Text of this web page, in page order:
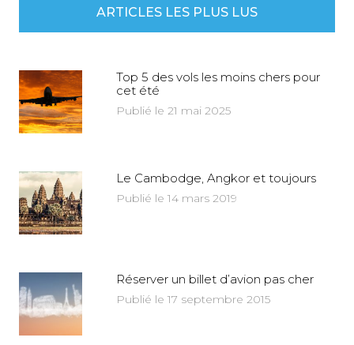
ARTICLES LES PLUS LUS
Top 5 des vols les moins chers pour
cet été
Publié le 21 mai 2025
Le Cambodge, Angkor et toujours
Publié le 14 mars 2019
Réserver un billet d’avion pas cher
Publié le 17 septembre 2015